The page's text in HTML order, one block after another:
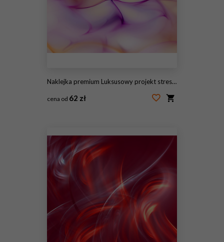
Naklejka premium Luksusowy projekt streszczenie
cena od 62 zł